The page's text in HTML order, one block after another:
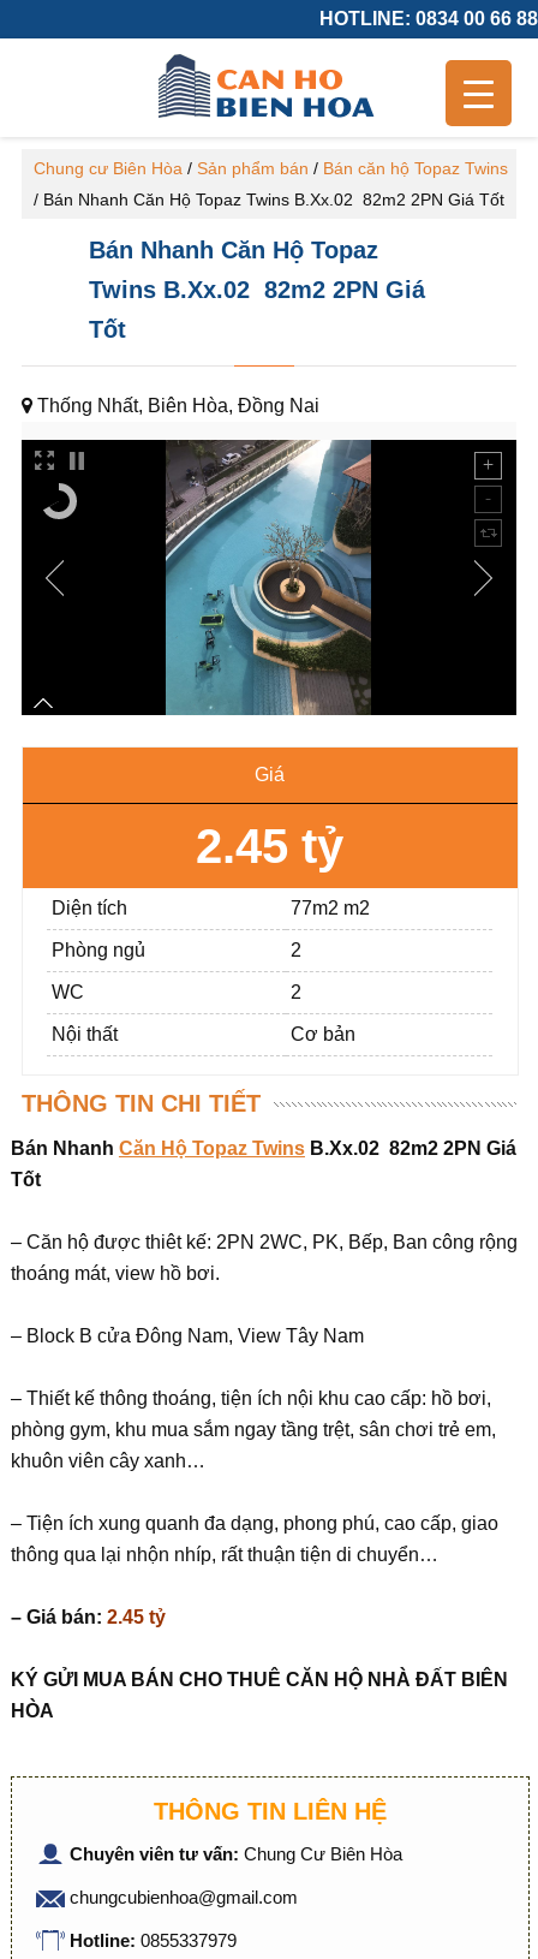
HOTLINE: 0834 00 66 88
Chung cư Biên Hòa / Sản phẩm bán / Bán căn hộ Topaz Twins
/ Bán Nhanh Căn Hộ Topaz Twins B.Xx.02 82m2 2PN Giá Tốt
Bán Nhanh Căn Hộ Topaz
Twins B.Xx.02 82m2 2PN Giá
Tốt
Thống Nhất, Biên Hòa, Đồng Nai
Giá
2.45 tỷ
Diện tích 77m2 m2
Phòng ngủ 2
WC 2
Nội thất Cơ bản
THÔNG TIN CHI TIẾT
Bán Nhanh Căn Hộ Topaz TwinsB.Xx.02 82m2 2PN Giá
Tốt
– Căn hộ được thiêt kế: 2PN 2WC, PK, Bếp, Ban công rộng
thoáng mát, view hồ bơi.
– Block B cửa Đông Nam, View Tây Nam
– Thiết kế thông thoáng, tiện ích nội khu cao cấp: hồ bơi,
phòng gym, khu mua sắm ngay tầng trệt, sân chơi trẻ em,
khuôn viên cây xanh…
– Tiện ích xung quanh đa dạng, phong phú, cao cấp, giao
thông qua lại nhộn nhíp, rất thuận tiện di chuyển…
– Giá bán: 2.45 tỷ
KÝ GỬI MUA BÁN CHO THUÊ CĂN HỘ NHÀ ĐẤT BIÊN
HÒA
THÔNG TIN LIÊN HỆ
Chuyên viên tư vấn: Chung Cư Biên Hòa
chungcubienhoa@gmail.com
Hotline: 0855337979